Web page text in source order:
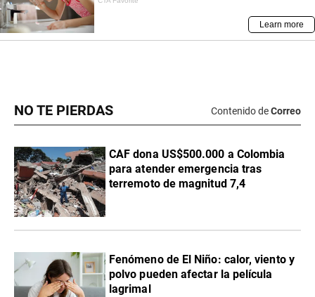
NO TE PIERDAS Contenido deCorreo
CAF dona US$500.000 a Colombia
para atender emergencia tras
terremoto de magnitud 7,4
Fenómeno de El Niño: calor, viento y
polvo pueden afectar la película
lagrimal